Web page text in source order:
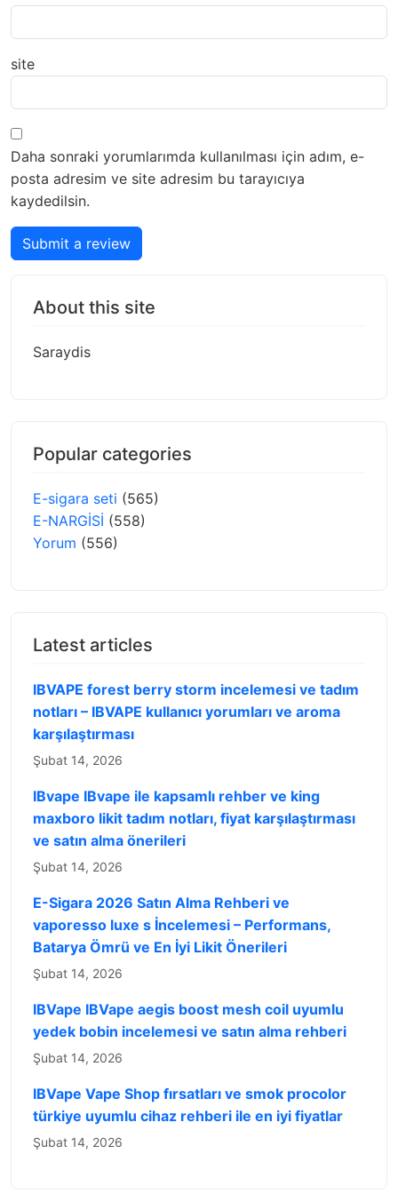
site
Daha sonraki yorumlarımda kullanılması için adım, e-
posta adresim ve site adresim bu tarayıcıya
kaydedilsin.
Submit a review
About this site
Saraydis
Popular categories
E-sigara seti (565)
E-NARGİSİ (558)
Yorum (556)
Latest articles
IBVAPE forest berry storm incelemesi ve tadım
notları – IBVAPE kullanıcı yorumları ve aroma
karşılaştırması
Şubat 14, 2026
IBvape IBvape ile kapsamlı rehber ve king
maxboro likit tadım notları, fiyat karşılaştırması
ve satın alma önerileri
Şubat 14, 2026
E-Sigara 2026 Satın Alma Rehberi ve
vaporesso luxe s İncelemesi – Performans,
Batarya Ömrü ve En İyi Likit Önerileri
Şubat 14, 2026
IBVape IBVape aegis boost mesh coil uyumlu
yedek bobin incelemesi ve satın alma rehberi
Şubat 14, 2026
IBVape Vape Shop fırsatları ve smok procolor
türkiye uyumlu cihaz rehberi ile en iyi fiyatlar
Şubat 14, 2026